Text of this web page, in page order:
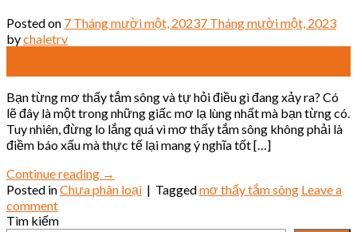
Posted on 7 Tháng mười một, 20237 Tháng mười một, 2023
bychaletrv
Bạn từng mơ thấy tắm sông và tự hỏi điều gì đang xảy ra? Có
lẽ đây là một trong những giấc mơ lạ lùng nhất mà bạn từng có.
Tuy nhiên, đừng lo lắng quá vì mơ thấy tắm sông không phải là
điềm báo xấu mà thực tế lại mang ý nghĩa tốt […]
Continue reading →
Posted inChưa phân loại | Taggedmơ thấy tắm sông Leave a
comment
Tìm kiếm